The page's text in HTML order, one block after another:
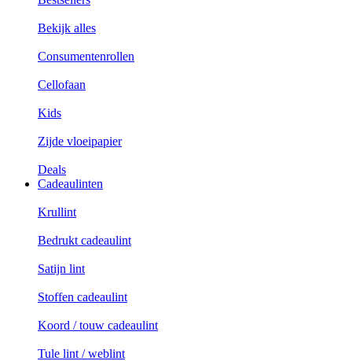
Bekijk alles
Consumentenrollen
Cellofaan
Kids
Zijde vloeipapier
Deals
Cadeaulinten
Krullint
Bedrukt cadeaulint
Satijn lint
Stoffen cadeaulint
Koord / touw cadeaulint
Tule lint / weblint